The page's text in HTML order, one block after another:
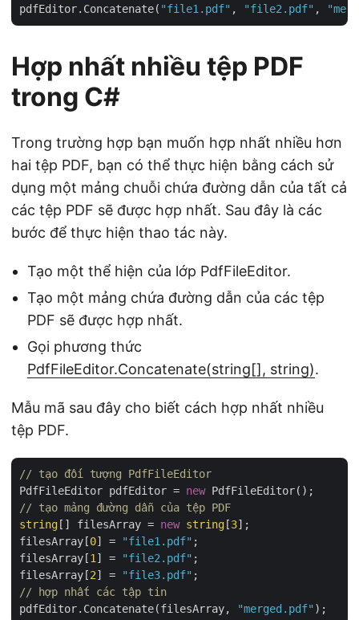
pdfEditor.Concatenate( "file1.pdf" , "file2.pdf" ,
Hợp nhất nhiều tệp PDF
trong C#
Trong trường hợp bạn muốn hợp nhất nhiều hơn
hai tệp PDF, bạn có thể thực hiện bằng cách sử
dụng một mảng chuỗi chứa đường dẫn của tất cả
các tệp PDF sẽ được hợp nhất. Sau đây là các
bước để thực hiện thao tác này.
Tạo một thể hiện của lớp PdfFileEditor.
Tạo một mảng chứa đường dẫn của các tệp
PDF sẽ được hợp nhất.
Gọi phương thức
PdfFileEditor.Concatenate(string[], string).
Mẫu mã sau đây cho biết cách hợp nhất nhiều
tệp PDF.
// tạo đối tượng PdfFileEditor
PdfFileEditor pdfEditor = new
// tạo mảng đường dẫn của tệp PDF
string [] filesArray = new string [3];
filesArray[0] = "file1.pdf" ;
filesArray[1 ] = "file2.pdf" ;
filesArray[2] = "file3.pdf"
// hợp nhất các tập tin
pdfEditor.Concatenate(filesArray,
"merged.pdf"